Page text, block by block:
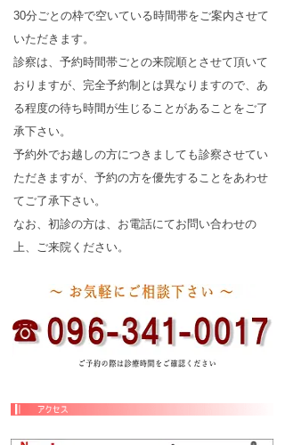
30分ごとの枠で空いている時間帯をご案内させて
いただきます。
診察は、予約時間帯ごとの来院順とさせて頂いて
おりますが、完全予約制とは異なりますので、あ
る程度の待ち時間が生じることがあることをご了
承下さい。
予約外でお越しの方につきましても診察させてい
ただきますが、予約の方を優先することをあわせ
てご了承下さい。
なお、初診の方は、お電話にてお問い合わせの
上、ご来院ください。